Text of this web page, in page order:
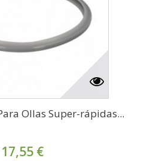
Ollas Super-rápidas...
17,55 €